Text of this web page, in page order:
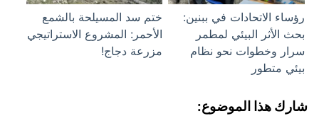
رؤساء الاتحادات في ببنين:
بحث الأثر البيئي لمطمر
سرار وخطوات نحو نظام
بيئي متطور
ختم سد المسيلحة بالشمع
الأحمر: المشروع الاستراتيجي
مزرعة دجاج!
شارك هذا الموضوع: